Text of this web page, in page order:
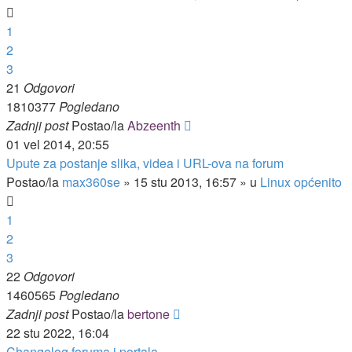
1
2
3
21 Odgovori
1810377Pogledano
Zadnji postPostao/laAbzeenth
01 vel 2014, 20:55
Upute za postanje slika, videa i URL-ova na forum
Postao/la max360se » 15 stu 2013, 16:57 » u Linux općenito
1
2
3
22 Odgovori
1460565Pogledano
Zadnji postPostao/labertone
22 stu 2022, 16:04